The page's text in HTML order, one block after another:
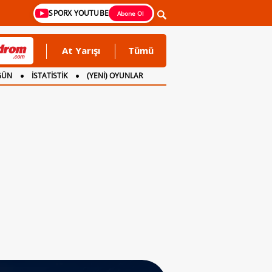
SPORX YOUTUBE Abone Ol
At Yarışı Tümü
İSTATİSTİK (YENİ) OYUNLAR